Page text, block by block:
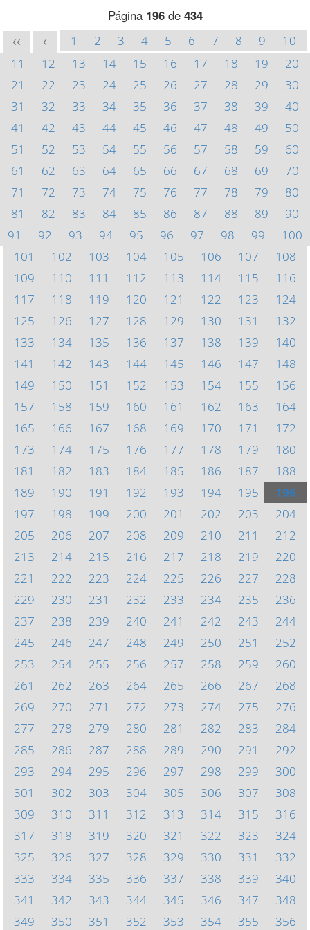
Página 196de 434
<< < 1 2 3 4 5 6 7 8 9
10
11
12 13 14 15 16 17 18 19
20
21
22 23 24 25 26 27 28 29
30
31
32 33 34 35 36 37 38 39
40
41
42 43 44 45 46 47 48 49
50
51
52 53 54 55 56 57 58 59
60
61
62 63 64 65 66 67 68 69
70
71
72 73 74 75 76 77 78 79
80
81
82 83 84 85 86 87 88 89
90
91
92 93 94 95 96 97 98 99
100
101
102 103 104 105 106 107
108
109
110 111 112 113 114 115
116
117
118 119 120 121 122 123
124
125
126 127 128 129 130 131
132
133
134 135 136 137 138 139
140
141
142 143 144 145 146 147
148
149
150 151 152 153 154 155
156
157
158 159 160 161 162 163
164
165
166 167 168 169 170 171
172
173
174 175 176 177 178 179
180
181
182 183 184 185 186 187
188
189
190 191 192 193 194 195
196
197
198 199 200 201 202 203
204
205
206 207 208 209 210 211
212
213
214 215 216 217 218 219
220
221
222 223 224 225 226 227
228
229
230 231 232 233 234 235
236
237
238 239 240 241 242 243
244
245
246 247 248 249 250 251
252
253
254 255 256 257 258 259
260
261
262 263 264 265 266 267
268
269
270 271 272 273 274 275
276
277
278 279 280 281 282 283
284
285
286 287 288 289 290 291
292
293
294 295 296 297 298 299
300
301
302 303 304 305 306 307
308
309
310 311 312 313 314 315
316
317
318 319 320 321 322 323
324
325
326 327 328 329 330 331
332
333
334 335 336 337 338 339
340
341
342 343 344 345 346 347
348
349
350 351 352 353 354 355 356